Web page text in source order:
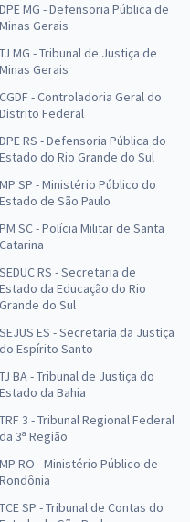
DPE MG - Defensoria Pública de
Minas Gerais
TJ MG - Tribunal de Justiça de
Minas Gerais
CGDF - Controladoria Geral do
Distrito Federal
DPE RS - Defensoria Pública do
Estado do Rio Grande do Sul
MP SP - Ministério Público do
Estado de São Paulo
PM SC - Polícia Militar de Santa
Catarina
SEDUC RS - Secretaria de
Estado da Educação do Rio
Grande do Sul
SEJUS ES - Secretaria da Justiça
do Espírito Santo
TJ BA - Tribunal de Justiça do
Estado da Bahia
TRF 3 - Tribunal Regional Federal
da 3ª Região
MP RO - Ministério Público de
Rondônia
TCE SP - Tribunal de Contas do